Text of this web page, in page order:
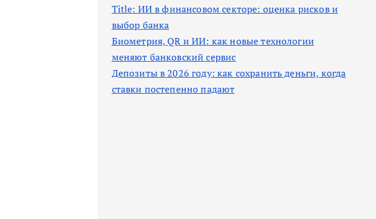
Title: ИИ в финансовом секторе: оценка рисков и
выбор банка
Биометрия, QR и ИИ: как новые технологии
меняют банковский сервис
Депозиты в 2026 году: как сохранить деньги, когда
ставки постепенно падают